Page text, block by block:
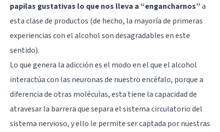
papilas gustativas lo que nos lleva a “engancharnos”a
esta clase de productos (de hecho, la mayoría de primeras
experiencias con el alcohol son desagradables en este
sentido).
Lo que genera la adicción es el modo en el que el alcohol
interactúa con las neuronas de nuestroencéfalo, porque a
diferencia de otras moléculas, esta tiene la capacidad de
atravesar la barrera que separa el sistema circulatorio del
sistema nervioso, y ello le permite ser captada por nuestras